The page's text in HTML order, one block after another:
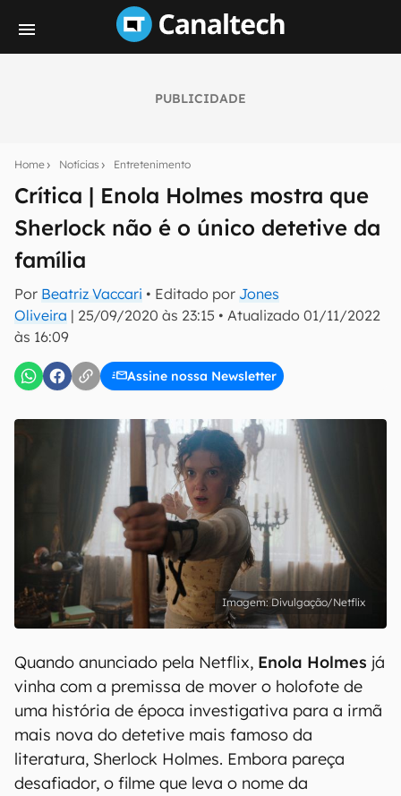
PUBLICIDADE
Home Notícias Entretenimento
Crítica | Enola Holmes mostra que
Sherlock não é o único detetive da
família
Por Beatriz Vaccari • Editado por Jones
Oliveira | 25/09/2020 às 23:15 • Atualizado 01/11/2022
às 16:09
Assine nossa Newsletter
notícias e reviews sobre tecnologia em primeira
mão.
E-mail
inscreva-se
Uso e Política de Privacidade do Canaltech.
Divulgação/Netflix
Quando anunciado pela Netflix, Enola Holmes já
vinha com a premissa de mover o holofote de
uma história de época investigativa para a irmã
mais nova do detetive mais famoso da
literatura, Sherlock Holmes. Embora pareça
desafiador, o filme que leva o nome da